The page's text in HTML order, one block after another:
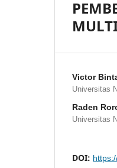
Victor
Universitas
Raden
Universitas
DOI: